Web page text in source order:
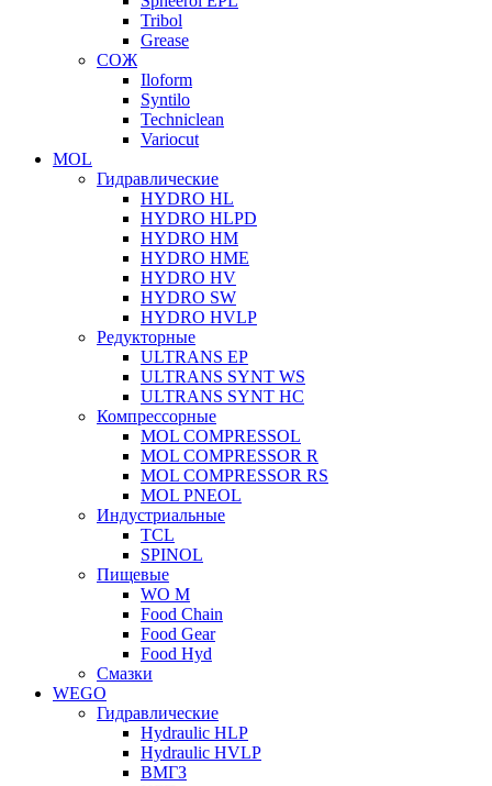
Tribol
Grease
СОЖ
Iloform
Syntilo
Techniclean
Variocut
MOL
Гидравлические
HYDRO HL
HYDRO HLPD
HYDRO HM
HYDRO HME
HYDRO HV
HYDRO SW
HYDRO HVLP
Редукторные
ULTRANS EP
ULTRANS SYNT WS
ULTRANS SYNT HC
Компрессорные
MOL COMPRESSOL
MOL COMPRESSOR R
MOL COMPRESSOR RS
MOL PNEOL
Индустриальные
TCL
SPINOL
Пищевые
WO M
Food Chain
Food Gear
Food Hyd
Смазки
WEGO
Гидравлические
Hydraulic HLP
Hydraulic HVLP
ВМГЗ